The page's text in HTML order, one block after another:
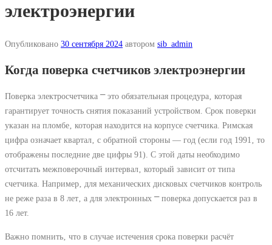
электроэнергии
Опубликовано 30 сентября 2024 автором sib_admin
Когда поверка счетчиков электроэнергии
Поверка электросчетчика ⎻ это обязательная процедура‚ которая
гарантирует точность снятия показаний устройством. Срок поверки
указан на пломбе‚ которая находится на корпусе счетчика. Римская
цифра означает квартал‚ с обратной стороны — год (если год 1991‚ то
отображены последние две цифры 91). С этой даты необходимо
отсчитать межповерочный интервал‚ который зависит от типа
счетчика. Например‚ для механических дисковых счетчиков контроль
не реже раза в 8 лет‚ а для электронных ⎻ поверка допускается раз в
16 лет.
Важно помнить‚ что в случае истечения срока поверки расчёт